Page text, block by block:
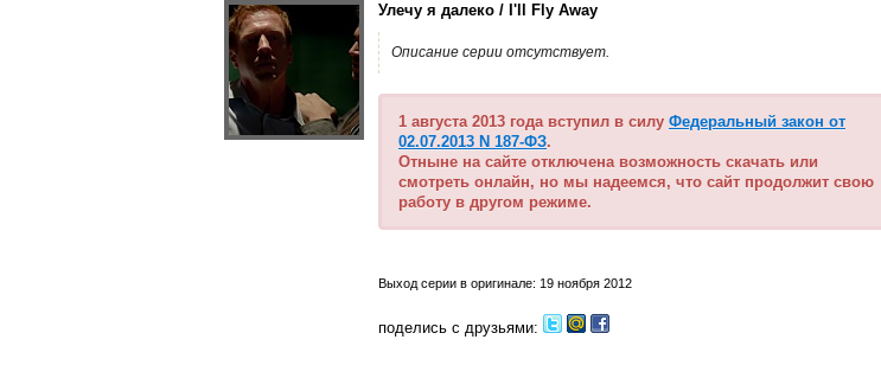
Улечу я далеко / I'll Fly Away
Описание серии отсутствует.
1 августа 2013 года вступил в силу Федеральный закон от
02.07.2013 N 187-ФЗ.
Отныне на сайте отключена возможность скачать или
смотреть онлайн, но мы надеемся, что сайт продолжит свою
работу в другом режиме.
Выход серии в оригинале: 19 ноября 2012
поделись с друзьями: